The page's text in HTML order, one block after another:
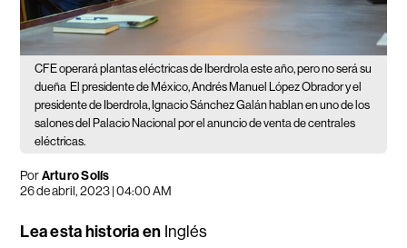
CFE operará plantas eléctricas de Iberdrola este año, pero no será su
dueña El presidente de México, Andrés Manuel López Obrador y el
presidente de Iberdrola, Ignacio Sánchez Galán hablan en uno de los
salones del Palacio Nacional por el anuncio de venta de centrales
eléctricas.
PorArturo Solís
26 de abril, 2023 | 04:00 AM
Lea esta historia en Inglés